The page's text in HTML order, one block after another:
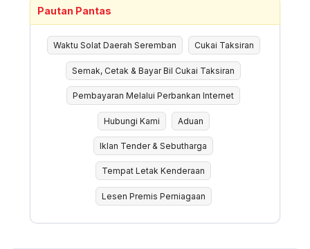
Pautan Pantas
Waktu Solat Daerah Seremban Cukai Taksiran
Semak, Cetak & Bayar Bil Cukai Taksiran
Pembayaran Melalui Perbankan Internet
Hubungi Kami Aduan
Iklan Tender & Sebutharga
Tempat Letak Kenderaan
Lesen Premis Perniagaan